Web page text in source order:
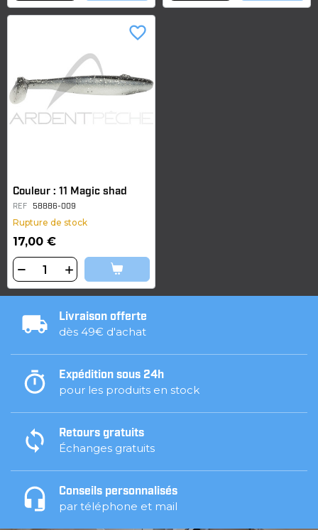
Couleur : 11 Magic shad
REF 58886-009
Rupture de stock
17,00 €
favorite_border
Livraison offerte
dès 49€ d'achat
Expédition sous 24h
pour les produits en stock
Retours gratuits
Échanges gratuits
Conseils personnalisés
par téléphone et mail